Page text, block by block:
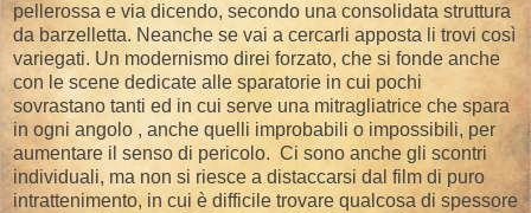
pellerossa e via dicendo, secondo una consolidata struttura
da barzelletta. Neanche se vai a cercarli apposta li trovi così
variegati. Un modernismo direi forzato, che si fonde anche
con le scene dedicate alle sparatorie in cui pochi
sovrastano tanti ed in cui serve una mitragliatrice che spara
in ogni angolo , anche quelli improbabili o impossibili, per
aumentare il senso di pericolo. Ci sono anche gli scontri
individuali, ma non si riesce a distaccarsi dal film di puro
intrattenimento, in cui è difficile trovare qualcosa di spessore